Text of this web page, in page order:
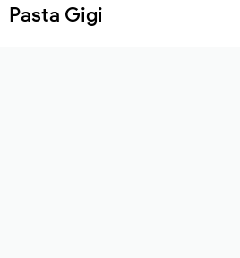
Pasta Gigi